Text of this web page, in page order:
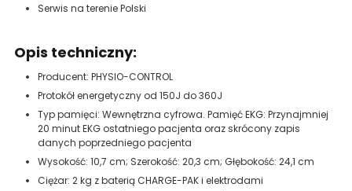
Serwis na terenie Polski
Opis techniczny:
Producent: PHYSIO-CONTROL
Protokół energetyczny od 150J do 360J
Typ pamięci: Wewnętrzna cyfrowa. Pamięć EKG: Przynajmniej
20 minut EKG ostatniego pacjenta oraz skrócony zapis
danych poprzedniego pacjenta
Wysokość: 10,7 cm; Szerokość: 20,3 cm; Głębokość: 24,1 cm
Ciężar: 2 kg z baterią CHARGE-PAK i elektrodami